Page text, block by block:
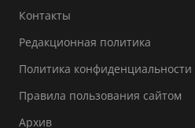
Контакты
Редакционная политика
Политика конфиденциальности
Правила пользования сайтом
Архив